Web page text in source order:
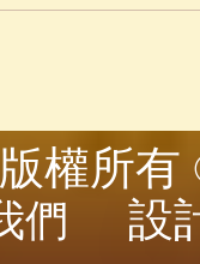
版權所
們
設